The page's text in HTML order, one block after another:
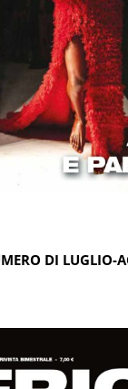
DI LUGLIO-